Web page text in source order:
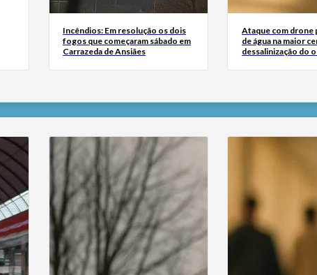
Incêndios: Em resolução os dois
fogos que começaram sábado em
Carrazeda de Ansiães
Ataque com drone
de água na maior
dessalinização do